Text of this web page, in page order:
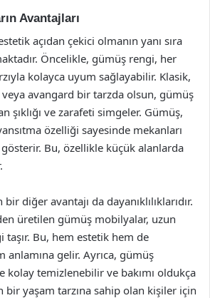
Avantajları
açıdan çekici olmanın yanı sıra
Öncelikle, gümüş rengi, her
kolayca uyum sağlayabilir. Klasik,
avangard bir tarzda olsun, gümüş
şıklığı ve zarafeti simgeler. Gümüş,
özelliği sayesinde mekanları
Bu, özellikle küçük alanlarda
diğer avantajı da dayanıklılıklarıdır.
üretilen gümüş mobilyalar, uzun
Bu, hem estetik hem de
anlamına gelir. Ayrıca, gümüş
kolay temizlenebilir ve bakımı oldukça
bir yaşam tarzına sahip olan kişiler için